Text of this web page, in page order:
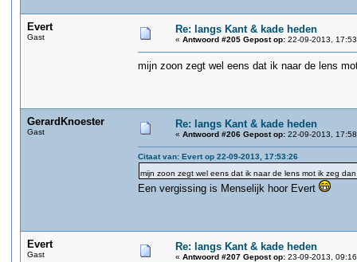
Evert
Gast
Re: langs Kant & kade heden
« Antwoord #205 Gepost op: 22-09-2013,
mijn zoon zegt wel eens dat ik naar de lens
GerardKnoester
Gast
Re: langs Kant & kade heden
« Antwoord #206 Gepost op: 22-09-2013,
Citaat van: Evert op 22-09-2013, 17:53:26
mijn zoon zegt wel eens dat ik naar de lens mot ik zeg
Een vergissing is Menselijk hoor Evert
Evert
Gast
Re: langs Kant & kade heden
« Antwoord #207 Gepost op: 23-09-2013,